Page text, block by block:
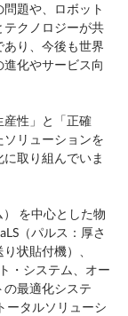
題や、ロボット
テクノロジーが共
り、今後も世界
化やサービス向
産性」と「正確
リューションを
取り組んでいま
を中⼼とした物
（パルス：厚さ
状貼付機）、
・システム、オー
最適化システ
ータルソリューシ